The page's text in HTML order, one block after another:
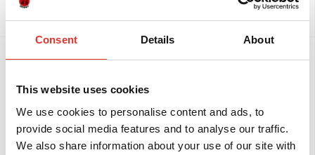
Consent Details About
This website uses cookies
We use cookies to personalise content and ads, to
provide social media features and to analyse our traffic.
We also share information about your use of our site with
Bekijk